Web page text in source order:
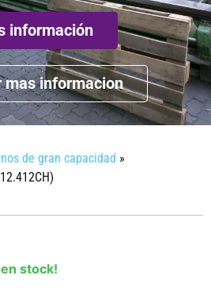
información
mas informacion
de gran capacidad »
stock!